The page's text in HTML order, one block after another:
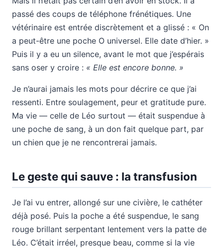
passé des coups de téléphone frénétiques. Une
vétérinaire est entrée discrètement et a glissé : « On
a peut-être une poche O universel. Elle date d’hier. »
Puis il y a eu un silence, avant le mot que j’espérais
sans oser y croire : « Elle est encore bonne. »
Je n’aurai jamais les mots pour décrire ce que j’ai
ressenti. Entre soulagement, peur et gratitude pure.
Ma vie — celle de Léo surtout — était suspendue à
une poche de sang, à un don fait quelque part, par
un chien que je ne rencontrerai jamais.
Le geste qui sauve : la transfusion
Je l’ai vu entrer, allongé sur une civière, le cathéter
déjà posé. Puis la poche a été suspendue, le sang
rouge brillant serpentant lentement vers la patte de
Léo. C’était irréel, presque beau, comme si la vie